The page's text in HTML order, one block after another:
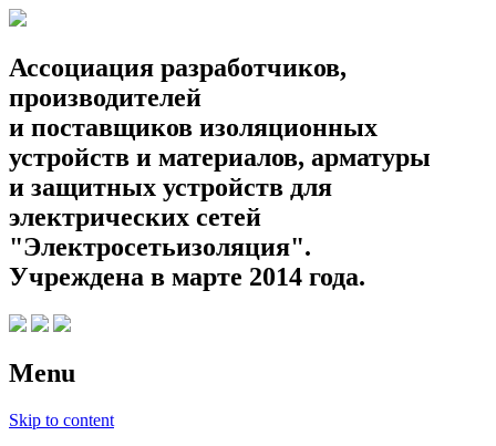
Ассоциация разработчиков,
производителей
и поставщиков изоляционных
устройств и материалов, арматуры
и защитных устройств для
электрических сетей
"Электросетьизоляция".
Учреждена в марте 2014 года.
Menu
Skip to content